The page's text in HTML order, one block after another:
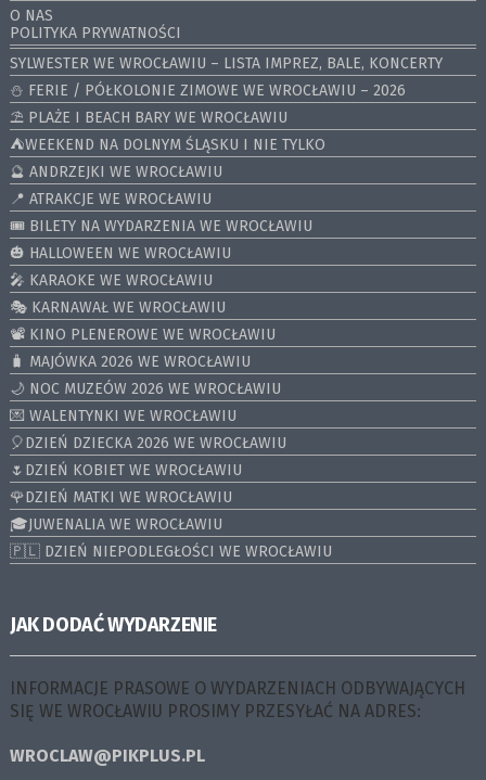
O NAS
POLITYKA PRYWATNOŚCI
SYLWESTER WE WROCŁAWIU – LISTA IMPREZ, BALE, KONCERTY
⛄️ FERIE / PÓŁKOLONIE ZIMOWE WE WROCŁAWIU – 2026
⛱️ PLAŻE I BEACH BARY WE WROCŁAWIU
⛺️WEEKEND NA DOLNYM ŚLĄSKU I NIE TYLKO
🔮 ANDRZEJKI WE WROCŁAWIU
📍 ATRAKCJE WE WROCŁAWIU
🎟️ BILETY NA WYDARZENIA WE WROCŁAWIU
🎃 HALLOWEEN WE WROCŁAWIU
🎤 KARAOKE WE WROCŁAWIU
🎭 KARNAWAŁ WE WROCŁAWIU
📽️ KINO PLENEROWE WE WROCŁAWIU
🧳 MAJÓWKA 2026 WE WROCŁAWIU
🌙 NOC MUZEÓW 2026 WE WROCŁAWIU
💌 WALENTYNKI WE WROCŁAWIU
🎈DZIEŃ DZIECKA 2026 WE WROCŁAWIU
🌷DZIEŃ KOBIET WE WROCŁAWIU
🌹DZIEŃ MATKI WE WROCŁAWIU
🎓JUWENALIA WE WROCŁAWIU
🇵🇱 DZIEŃ NIEPODLEGŁOŚCI WE WROCŁAWIU
JAK DODAĆ WYDARZENIE
INFORMACJE PRASOWE O WYDARZENIACH ODBYWAJĄCYCH
SIĘ WE WROCŁAWIU PROSIMY PRZESYŁAĆ NA ADRES:
WROCLAW@PIKPLUS.PL